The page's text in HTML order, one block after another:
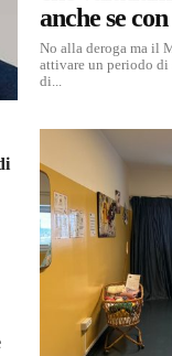
anche se
No alla deroga ma il
attivare un periodo
di...